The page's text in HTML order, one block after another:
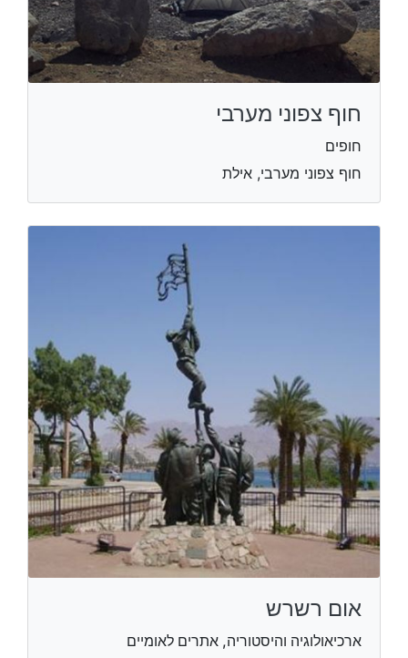
חוף צפוני מערבי
חופים
חוף צפוני מערבי, אילת
אום רשרש
ארכיאולוגיה והיסטוריה, אתרים לאומיים